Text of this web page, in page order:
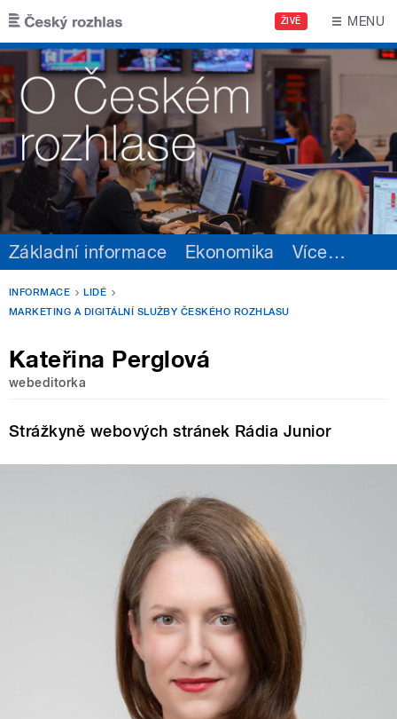
Přejít k hlavnímu obsahu
ŽIVĚ MENU
Základní informace Ekonomika Více…
INFORMACE
LIDÉ
MARKETING A DIGITÁLNÍ SLUŽBY ČESKÉHO ROZHLASU
Kateřina Perglová
webeditorka
Strážkyně webových stránek Rádia Junior